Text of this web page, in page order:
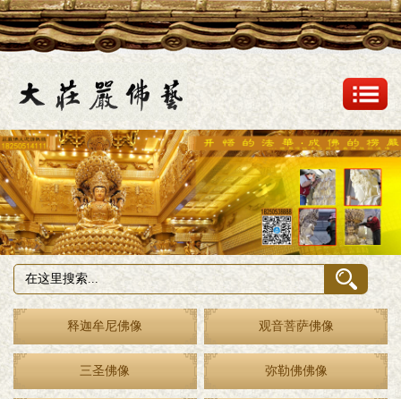
释迦牟尼佛像 观音菩萨佛像
三圣佛像 弥勒佛佛像